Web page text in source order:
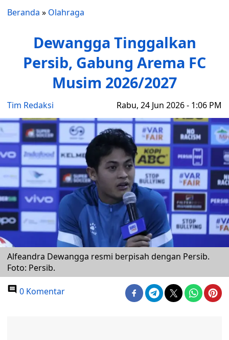
Beranda » Olahraga
Dewangga Tinggalkan
Persib, Gabung Arema FC
Musim 2026/2027
Tim Redaksi Rabu, 24 Jun 2026 - 1:06 PM
Alfeandra Dewangga resmi berpisah dengan Persib.
Foto: Persib.
0 Komentar